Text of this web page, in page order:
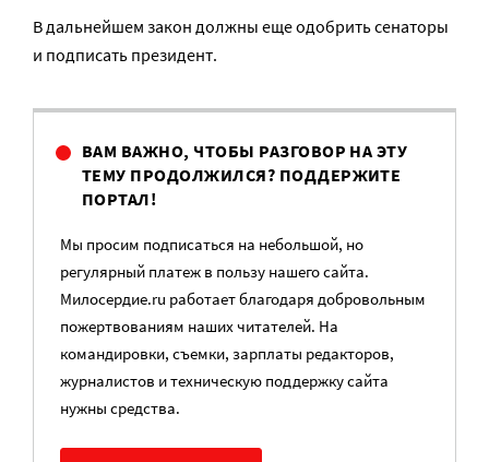
В дальнейшем закон должны еще одобрить сенаторы
и подписать президент.
ВАМ ВАЖНО, ЧТОБЫ РАЗГОВОР НА ЭТУ
ТЕМУ ПРОДОЛЖИЛСЯ? ПОДДЕРЖИТЕ
ПОРТАЛ!
Мы просим подписаться на небольшой, но
регулярный платеж в пользу нашего сайта.
Милосердие.ru работает благодаря добровольным
пожертвованиям наших читателей. На
командировки, съемки, зарплаты редакторов,
журналистов и техническую поддержку сайта
нужны средства.